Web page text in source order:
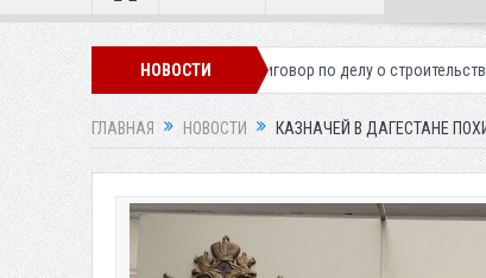
НОВОСТИ
Вынесен приговор по делу о строительстве гостиницы у
ГЛАВНАЯ НОВОСТИ КАЗНАЧЕЙ В ДАГЕСТАНЕ